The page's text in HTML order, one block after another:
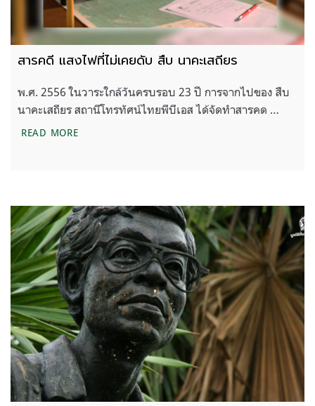
สารคดี แสงไฟที่ไม่เคยดับ สืบ นาคะเสถียร
พ.ศ. 2556 ในวาระใกล้วันครบรอบ 23 ปี การจากไปของ สืบ
นาคะเสถียร สถานีโทรทัศน์ไทยพีบีเอส ได้จัดทำสารคด …
READ MOREสารคดี แสงไฟที่ไม่เคยดับ สืบ นาคะเสถียร